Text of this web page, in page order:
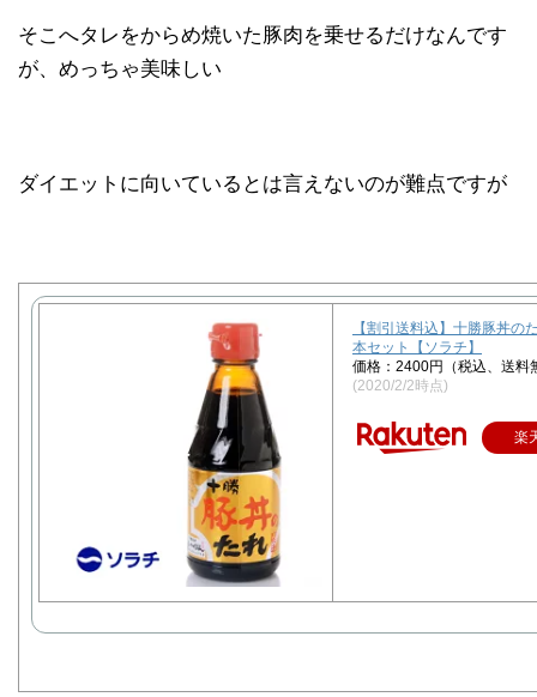
そこへタレをからめ焼いた豚肉を乗せるだけなんです
が、めっちゃ美味しい
ダイエットに向いているとは言えないのが難点ですが
【割引送料込】十勝豚丼
本セット【ソラチ】
価格：2400円（税込、送料
(2020/2/2時点)
楽